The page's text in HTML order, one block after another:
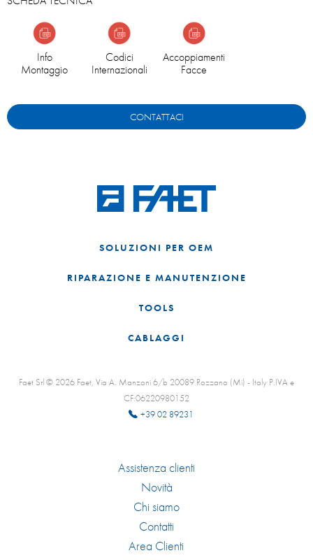
Info
Montaggio
Codici
Internazionali
Accoppiamenti
Facce
CONTATTACI
SOLUZIONI PER OEM
RIPARAZIONE E MANUTENZIONE
TOOLS
CABLAGGI
Faet Srl © 2026 Faet, Via A. Manzoni 6/b 20089 Rozzano (Mi) - Italy P.IVA e
CF:06220980152
+39 02 89231
Assistenza clienti
Novità
Chi siamo
Contatti
Area Clienti